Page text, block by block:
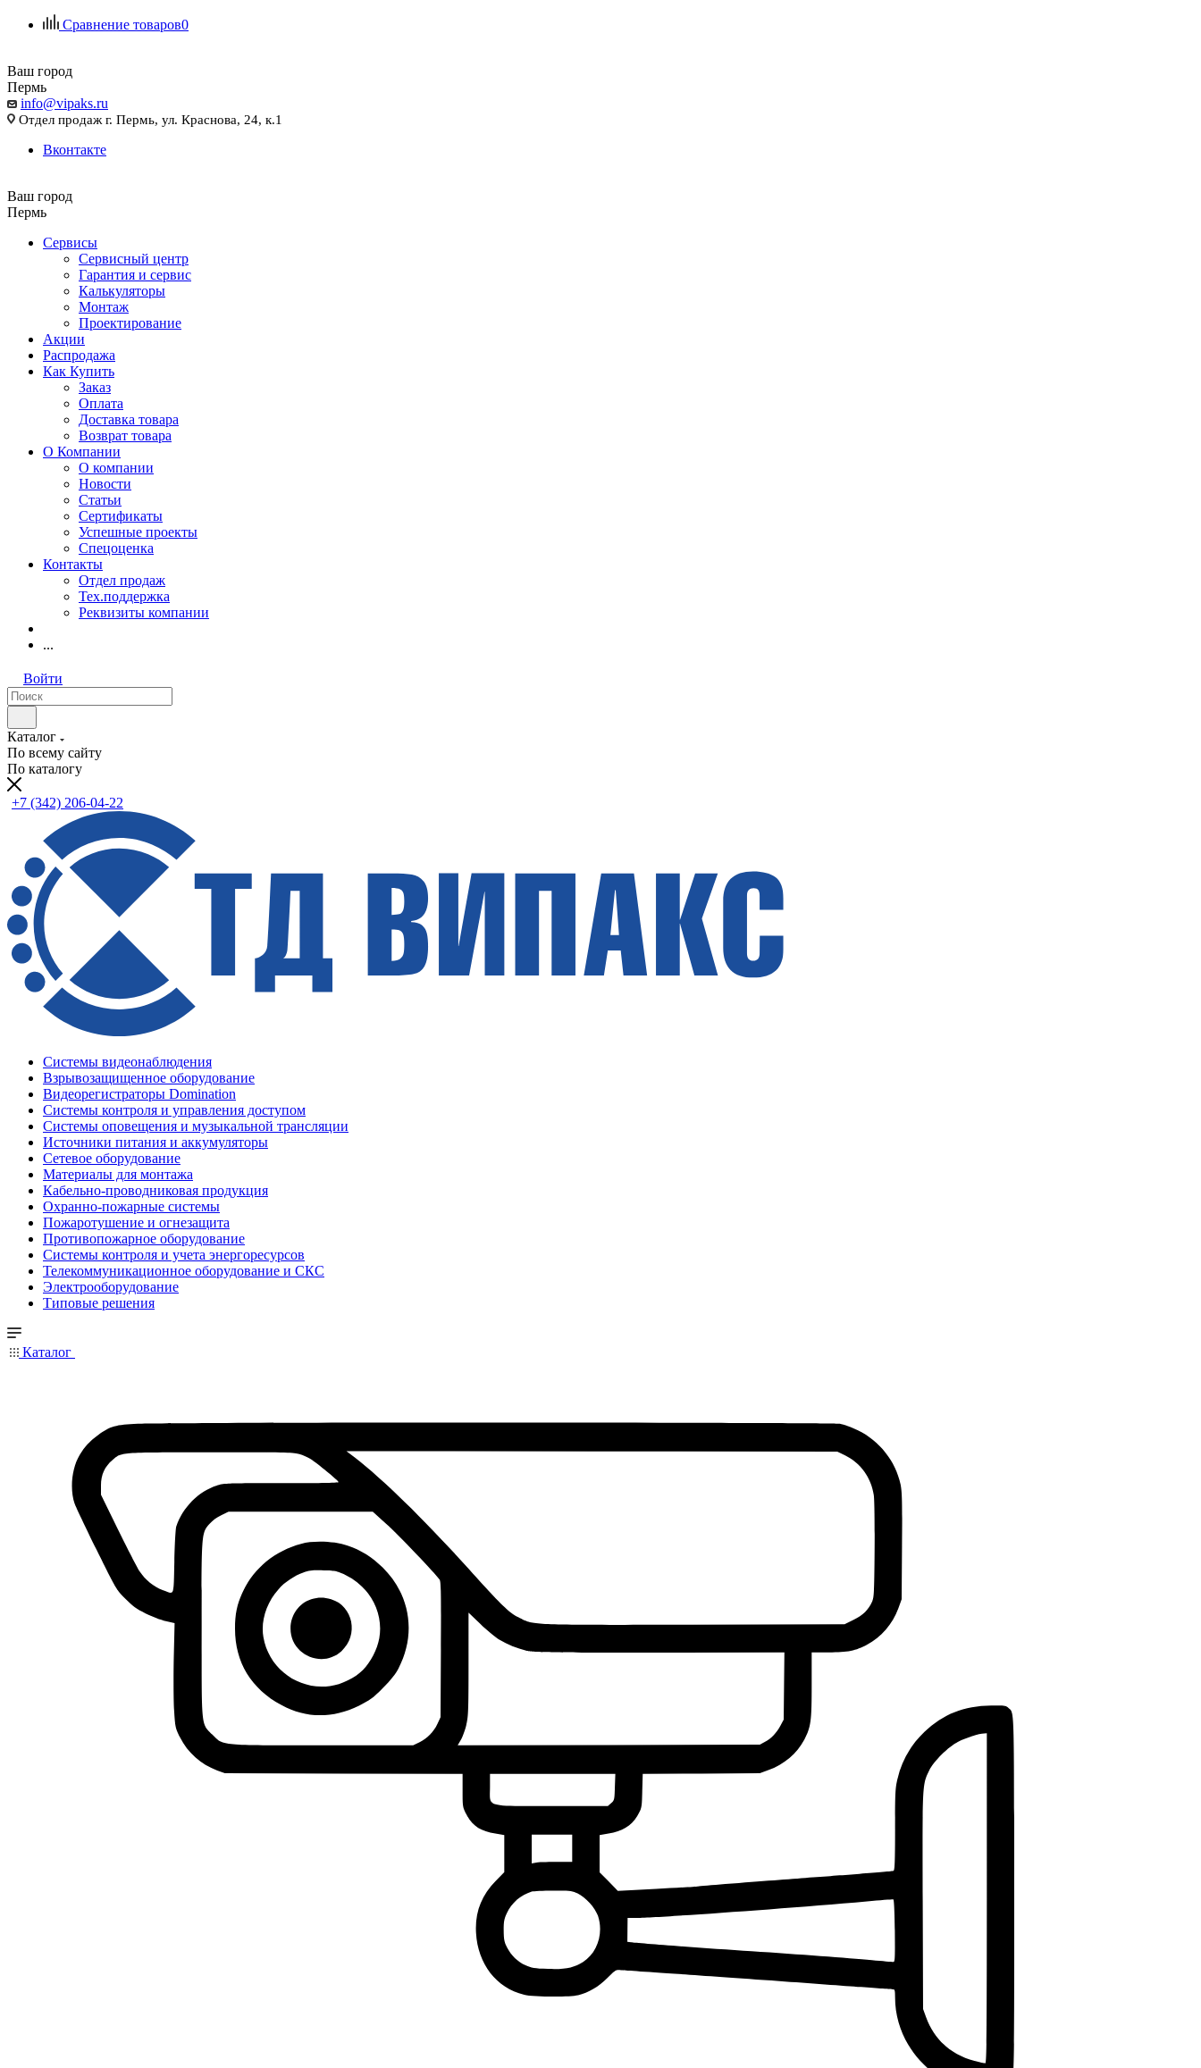
Сравнение товаров0
Ваш город
Пермь
info@vipaks.ru
Отдел продаж г. Пермь, ул. Краснова, 24, к.1
Вконтакте
Ваш город
Пермь
Сервисы
Сервисный центр
Гарантия и сервис
Калькуляторы
Монтаж
Проектирование
Акции
Распродажа
Как Купить
Заказ
Оплата
Доставка товара
Возврат товара
О Компании
О компании
Новости
Статьи
Сертификаты
Успешные проекты
Спецоценка
Контакты
Отдел продаж
Тех.поддержка
Реквизиты компании
...
Войти
Каталог
По всему сайту
По каталогу
+7 (342) 206-04-22
Системы видеонаблюдения
Взрывозащищенное оборудование
Видеорегистраторы Domination
Системы контроля и управления доступом
Системы оповещения и музыкальной трансляции
Источники питания и аккумуляторы
Сетевое оборудование
Материалы для монтажа
Кабельно-проводниковая продукция
Охранно-пожарные системы
Пожаротушение и огнезащита
Противопожарное оборудование
Системы контроля и учета энергоресурсов
Телекоммуникационное оборудование и СКС
Электрооборудование
Типовые решения
Каталог